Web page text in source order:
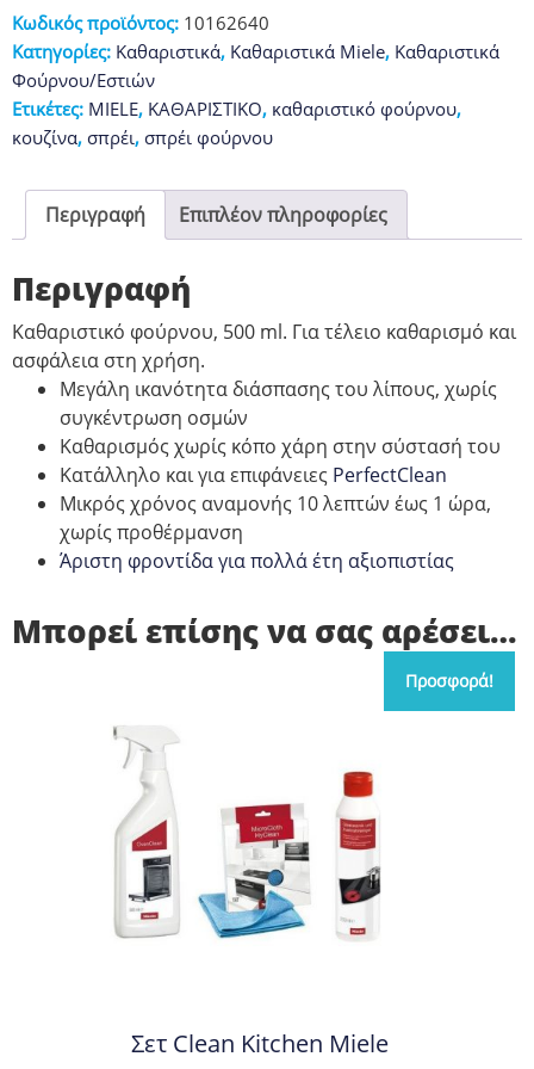
της
Miele
ποσότητα
Κωδικός προϊόντος: 10162640
Κατηγορίες: Καθαριστικά, Καθαριστικά Miele, Καθαριστικά
Φούρνου/Εστιών
Ετικέτες: MIELE, ΚΑΘΑΡΙΣΤΙΚΟ, καθαριστικό φούρνου,
κουζίνα, σπρέι, σπρέι φούρνου
Περιγραφή Επιπλέον πληροφορίες
Περιγραφή
Καθαριστικό φούρνου, 500 ml. Για τέλειο καθαρισμό και
ασφάλεια στη χρήση.
Μεγάλη ικανότητα διάσπασης του λίπους, χωρίς
συγκέντρωση οσμών
Καθαρισμός χωρίς κόπο χάρη στην σύστασή του
Κατάλληλο και για επιφάνειες PerfectClean
Μικρός χρόνος αναμονής 10 λεπτών έως 1 ώρα,
χωρίς προθέρμανση
Άριστη φροντίδα για πολλά έτη αξιοπιστίας
Μπορεί επίσης να σας αρέσει…
Προσφορά!
Σετ Clean Kitchen Miele